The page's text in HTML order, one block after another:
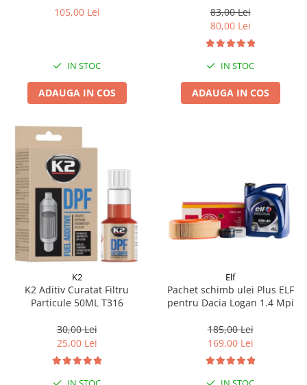
105,00 Lei
IN STOC
ADAUGA IN COS
83,00 Lei
80,00 Lei
IN STOC
ADAUGA IN COS
K2
K2 Aditiv Curatat Filtru
Particule 50ML T316
30,00 Lei
25,00 Lei
Elf
Pachet schimb ulei Plus ELF
pentru Dacia Logan 1.4 Mpi
185,00 Lei
169,00 Lei